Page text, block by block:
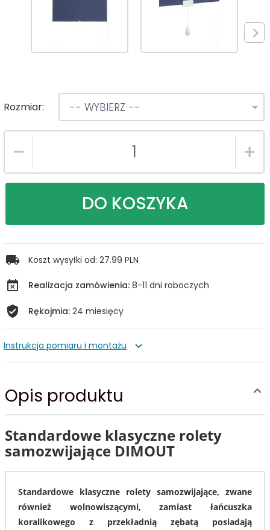
Rozmiar: -- WYBIERZ --
DO KOSZYKA
Koszt wysyłki od: 27.99 PLN
Realizacja zamówienia: 8-11 dni roboczych
Rękojmia: 24 miesięcy
Instrukcja pomiaru i montażu
Opis produktu
Standardowe klasyczne rolety
samozwijające DIMOUT
Standardowe klasyczne rolety samozwijające, zwane
również wolnowiszącymi, zamiast łańcuszka
koralikowego z przekładnią zębatą posiadają